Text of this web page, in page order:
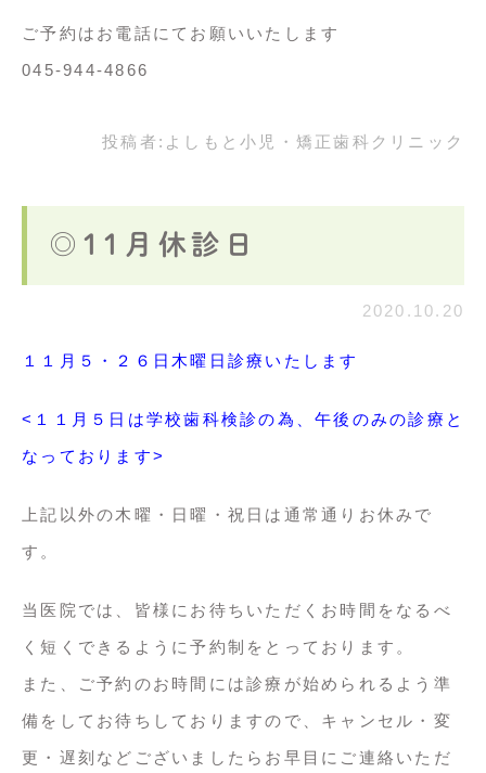
ご予約はお電話にてお願いいたします
045-944-4866
投稿者: よしもと小児・矯正歯科クリニック
◎11月休診日
2020.10.20
１１ 月５・２６ 日木曜日診療いたします
<１１月５日は学校歯科検診の為、午後のみの診療と
なっております>
上記以外の木曜・日曜・祝日は通常通りお休みで
す。
当医院では、皆様にお待ちいただくお時間をなるべ
く短くできるように予約制をとっております。
また、ご予約のお時間には診療が始められるよう準
備をしてお待ちしておりますので、キャンセル・変
更・遅刻などございましたらお早目にご連絡いただ